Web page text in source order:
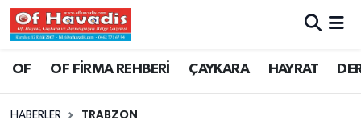
OF OF FİRMA REHBERİ ÇAYKARA HAYRAT
HABERLER TRABZON
Trabzon Nöbetçi Eczaneler